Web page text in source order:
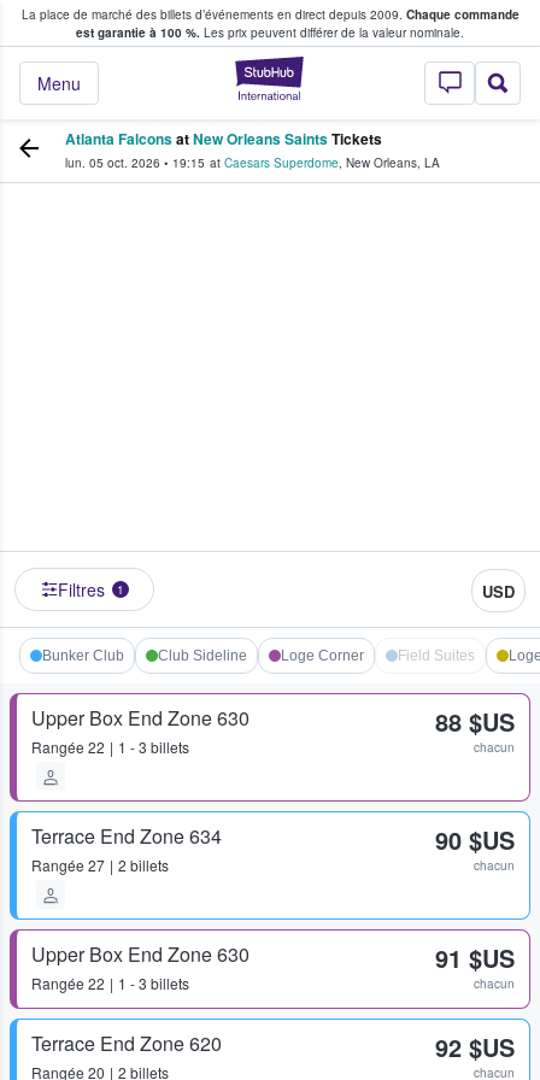
La place de marché des billets d’événements en direct depuis 2009. Chaque commande
est garantie à 100 %. Les prix peuvent différer de la valeur nominale.
StubHub - Où
Menu
fans achètent et vendent des billets
Atlanta FalconsatNew Orleans SaintsTickets
lun. 05 oct. 2026 • 19:15 at Caesars Superdome, New Orleans, LA
Filtres 1 USD
Bunker Club Club Sideline Loge Corner Field Suites
Upper Box End Zone 630
Rangée 22 1 - 3 billets
88 $US
chacun
Terrace End Zone 634
Rangée 27 2 billets
90 $US
chacun
Upper Box End Zone 630
Rangée 22 1 - 3 billets
91 $US
chacun
Terrace End Zone 620
Rangée 20 2 billets
92 $US
chacun